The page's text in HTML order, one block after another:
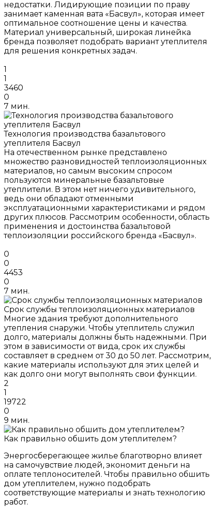
недостатки. Лидирующие позиции по праву
занимает каменная вата «Басвул», которая имеет
оптимальное соотношение цены и качества.
Материал универсальный, широкая линейка
бренда позволяет подобрать вариант утеплителя
для решения конкретных задач.
1
1
3460
0
7 мин.
Технология производства базальтового
утеплителя Басвул
На отечественном рынке представлено
множество разновидностей теплоизоляционных
материалов, но самым высоким спросом
пользуются минеральные базальтовые
утеплители. В этом нет ничего удивительного,
ведь они обладают отменными
эксплуатационными характеристиками и рядом
других плюсов. Рассмотрим особенности, область
применения и достоинства базальтовой
теплоизоляции российского бренда «Басвул».
0
0
4453
0
7 мин.
Срок службы теплоизоляционных материалов
Многие здания требуют дополнительного
утепления снаружи. Чтобы утеплитель служил
долго, материалы должны быть надежными. При
этом в зависимости от вида, срок их службы
составляет в среднем от 30 до 50 лет. Рассмотрим,
какие материалы используют для этих целей и
как долго они могут выполнять свои функции.
2
1
19722
0
9 мин.
Как правильно обшить дом утеплителем?
Энергосберегающее жилье благотворно влияет
на самочувствие людей, экономит деньги на
оплате теплоносителей. Чтобы правильно обшить
дом утеплителем, нужно подобрать
соответствующие материалы и знать технологию
работ.